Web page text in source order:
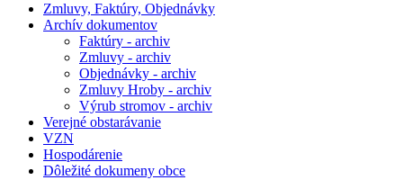
Zmluvy, Faktúry, Objednávky
Archív dokumentov
Faktúry - archiv
Zmluvy - archiv
Objednávky - archiv
Zmluvy Hroby - archiv
Výrub stromov - archiv
Verejné obstarávanie
VZN
Hospodárenie
Dôležité dokumeny obce